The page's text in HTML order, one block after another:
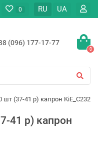
0 RU UA
(096) 177-17-77
0
(37-41 р) капрон KiE_C232
41 р) капрон